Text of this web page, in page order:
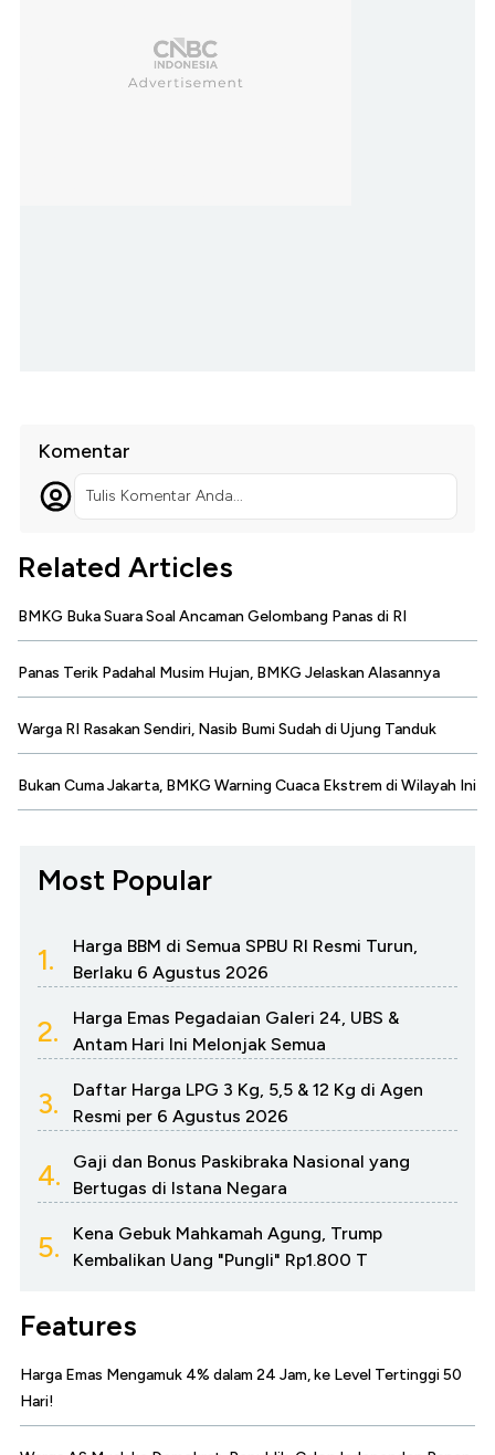
Komentar
Tulis Komentar Anda...
Related Articles
BMKG Buka Suara Soal Ancaman Gelombang Panas di RI
Panas Terik Padahal Musim Hujan, BMKG Jelaskan Alasannya
Warga RI Rasakan Sendiri, Nasib Bumi Sudah di Ujung Tanduk
Bukan Cuma Jakarta, BMKG Warning Cuaca Ekstrem di Wilayah Ini
Most Popular
1.
Harga BBM di Semua SPBU RI Resmi Turun,
Berlaku 6 Agustus 2026
2.
Harga Emas Pegadaian Galeri 24, UBS &
Antam Hari Ini Melonjak Semua
3.
Daftar Harga LPG 3 Kg, 5,5 & 12 Kg di Agen
Resmi per 6 Agustus 2026
4.
Gaji dan Bonus Paskibraka Nasional yang
Bertugas di Istana Negara
5.
Kena Gebuk Mahkamah Agung, Trump
Kembalikan Uang "Pungli" Rp1.800 T
Features
Harga Emas Mengamuk 4% dalam 24 Jam, ke Level Tertinggi 50
Hari!